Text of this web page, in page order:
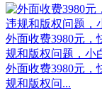
外面收费3980元，
规和版权问题，小
外面收费3980元，
规和版权问...